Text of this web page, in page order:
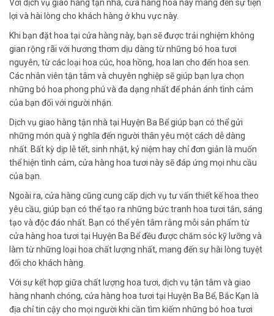
Với dịch vụ giao hàng tận nhà, cửa hàng hoa này mang đến sự tiện
lợi và hài lòng cho khách hàng ở khu vực này.
Khi bạn đặt hoa tại cửa hàng này, bạn sẽ được trải nghiệm không
gian rộng rãi với hương thơm dịu dàng từ những bó hoa tươi
nguyên, từ các loại hoa cúc, hoa hồng, hoa lan cho đến hoa sen.
Các nhân viên tận tâm và chuyên nghiệp sẽ giúp bạn lựa chọn
những bó hoa phong phú và đa dạng nhất để phản ánh tình cảm
của bạn đối với người nhận.
Dịch vụ giao hàng tận nhà tại Huyện Ba Bể giúp bạn có thể gửi
những món quà ý nghĩa đến người thân yêu một cách dễ dàng
nhất. Bất kỳ dịp lễ tết, sinh nhật, kỷ niệm hay chỉ đơn giản là muốn
thể hiện tình cảm, cửa hàng hoa tươi này sẽ đáp ứng mọi nhu cầu
của bạn.
Ngoài ra, cửa hàng cũng cung cấp dịch vụ tư vấn thiết kế hoa theo
yêu cầu, giúp bạn có thể tạo ra những bức tranh hoa tươi tắn, sáng
tạo và độc đáo nhất. Bạn có thể yên tâm rằng mỗi sản phẩm từ
cửa hàng hoa tươi tại Huyện Ba Bể đều được chăm sóc kỹ lưỡng và
làm từ những loại hoa chất lượng nhất, mang đến sự hài lòng tuyệt
đối cho khách hàng.
Với sự kết hợp giữa chất lượng hoa tươi, dịch vụ tận tâm và giao
hàng nhanh chóng, cửa hàng hoa tươi tại Huyện Ba Bể, Bắc Kạn là
địa chỉ tin cậy cho mọi người khi cần tìm kiếm những bó hoa tươi